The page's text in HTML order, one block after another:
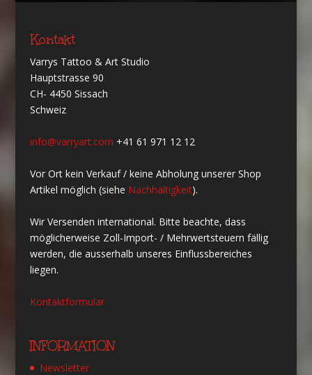
Kontakt
Varrys Tattoo & Art Studio
Hauptstrasse 90
CH- 4450 Sissach
Schweiz
info@varryart.com +41 61 971 12 12
Vor Ort kein Verkauf / keine Abholung unserer Shop
Artikel möglich (siehe Nachhaltigkeit).
Wir Versenden international. Bitte beachte, dass
möglicherweise Zoll-Import- / Mehrwertsteuern fällig
werden, die ausserhalb unseres Einflussbereiches
liegen.
Kontaktformular
INFORMATION
Newsletter